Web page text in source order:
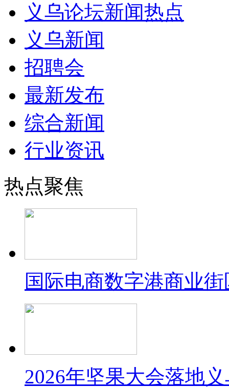
义乌论坛新闻热点
义乌新闻
招聘会
最新发布
综合新闻
行业资讯
热点聚焦
国际电商数字港商业
2026年坚果大会落地